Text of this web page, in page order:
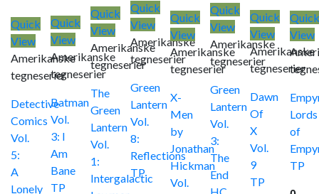
Quick
View
Amerikanske
tegneserier
Detective
Comics
Vol.
5:
A
Lonely
Quick
View
Amerikanske
tegneserier
Batman
Vol.
3: I
Am
Bane
TP
Quick
View
Amerikanske
tegneserier
The
Green
Lantern
Vol.
1:
Intergalactic
Quick
View
Amerikanske
tegneserier
Green
Lantern
Vol.
8:
Reflections
TP
Quick
View
Amerikanske
tegneserier
X-
Men
by
Jonathan
Hickman
Vol.
Quick
View
Amerikanske
tegneserier
Green
Lantern
Vol.
3:
The
End
Quick
View
Amerikanske
tegneserier
Dawn
Of
X
Vol.
9
TP
Quick
View
Lords
of
TP